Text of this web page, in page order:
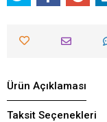
Ürün Açıklaması
Taksit Seçenekleri